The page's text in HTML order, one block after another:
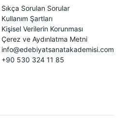
Sıkça Sorulan Sorular
Kullanım Şartları
Kişisel Verilerin Korunması
Çerez ve Aydınlatma Metni
info@edebiyatsanatakademisi.com
+90 530 324 11 85